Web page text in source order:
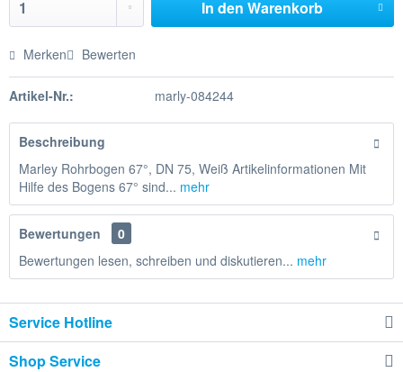
In den Warenkorb
Merken Bewerten
Artikel-Nr.: marly-084244
Beschreibung
Marley Rohrbogen 67°, DN 75, Weiß Artikelinformationen Mit
Hilfe des Bogens 67° sind... mehr
Bewertungen
0
Bewertungen lesen, schreiben und diskutieren... mehr
Service Hotline
Shop Service